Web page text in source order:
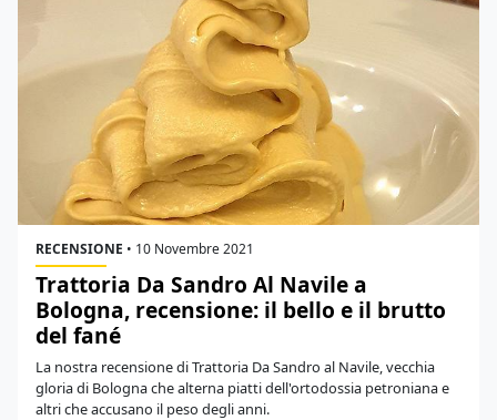
RECENSIONE • 10 Novembre 2021
Trattoria Da Sandro Al Navile a
Bologna, recensione: il bello e il brutto
del fané
La nostra recensione di Trattoria Da Sandro al Navile, vecchia
gloria di Bologna che alterna piatti dell'ortodossia petroniana e
altri che accusano il peso degli anni.